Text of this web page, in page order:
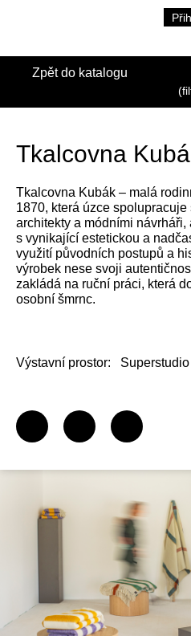
Zpět do katalogu
Tkalcovna
Tkalcovna Kubák – malá
1870, která úzce spolupracuje
architekty a módními návrháři,
s vynikající estetickou a
využití původních postupů a
výrobek nese svoji
zakládá na ruční práci, která
osobní šmrnc.
Výstavní prostor: